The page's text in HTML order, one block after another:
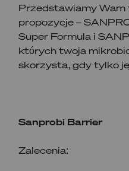
Przedstawiamy
propozycje –
Super Formula i
których twoja
skorzysta, gdy tylko
Sanprobi Barrier
Zalecenia: